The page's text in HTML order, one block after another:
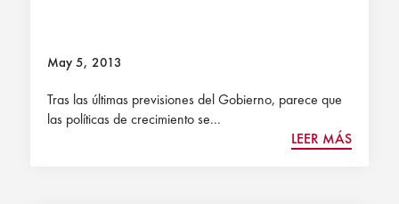
May 5, 2013
Tras las últimas previsiones del Gobierno, parece que
las políticas de crecimiento se...
LEER MÁS